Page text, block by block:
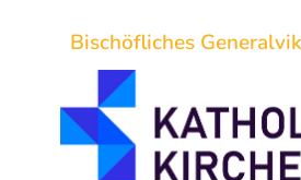
Bischöfliches